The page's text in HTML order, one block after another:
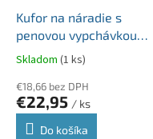
Kufor na náradie s
penovou vypchávkou
HEAVY čierny
585x360x217
KHV603520P-S411
Skladom (1 ks)
€18,66 bez DPH
€22,95 / ks
Do košíka